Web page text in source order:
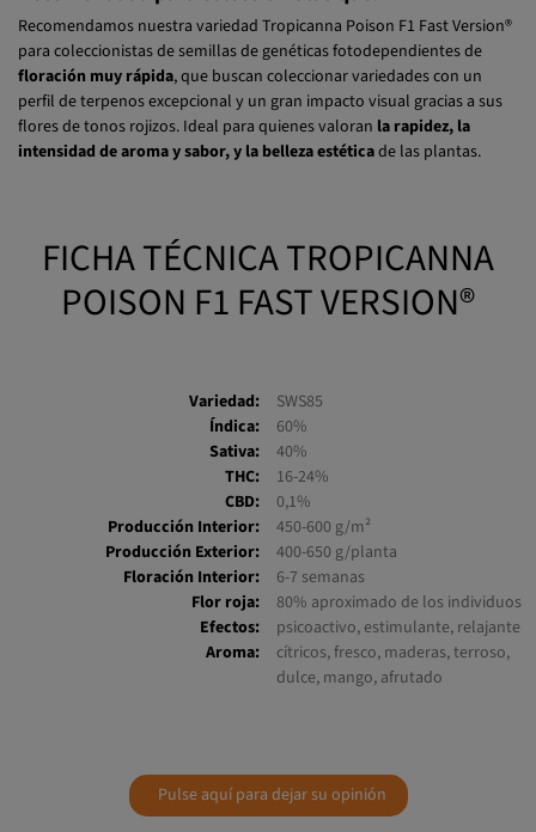
Recomendada para coleccionistas que:
Recomendamos nuestra variedad Tropicanna Poison F1 Fast Version®
para coleccionistas de semillas de genéticas fotodependientes de
floración muy rápida, que buscan coleccionar variedades con un
perfil de terpenos excepcional y un gran impacto visual gracias a sus
flores de tonos rojizos. Ideal para quienes valoranla rapidez, la
FICHA TÉCNICA TROPICANNA
POISON F1 FAST VERSION®
Variedad:
SWS85
Índica:
60%
Sativa:
40%
THC:
16-24%
CBD:
0,1%
Producción Interior:
450-600 g/m²
Producción Exterior:
400-650 g/planta
Floración Interior:
6-7 semanas
Flor roja:
80% aproximado de los individuos
Efectos:
psicoactivo, estimulante, relajante
cítricos, fresco, maderas, terroso,
Pulse aquí para dejar su opinión